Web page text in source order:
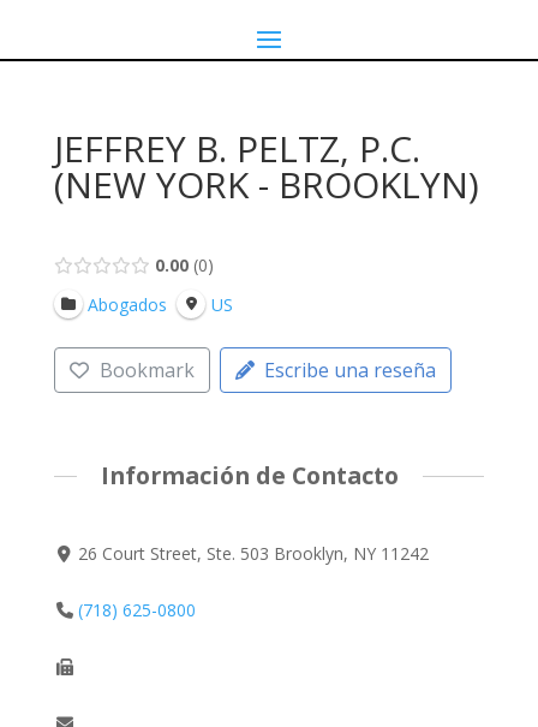
JEFFREY B. PELTZ, P.C.
(NEW YORK - BROOKLYN)
0.00 0
Abogados
US
Bookmark Escribe una reseña
Información de Contacto
26 Court Street, Ste. 503 Brooklyn, NY 11242
(718) 625-0800